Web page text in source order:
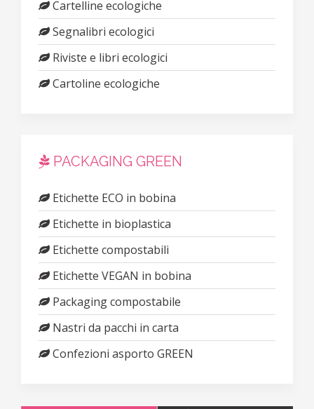
Cartelline ecologiche
Segnalibri ecologici
Riviste e libri ecologici
Cartoline ecologiche
PACKAGING GREEN
Etichette ECO in bobina
Etichette in bioplastica
Etichette compostabili
Etichette VEGAN in bobina
Packaging compostabile
Nastri da pacchi in carta
Confezioni asporto GREEN